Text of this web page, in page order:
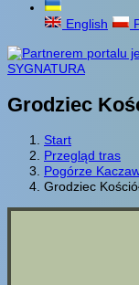
English
Grodziec
Start
Przegląd tras
Pogórze
Grodziec